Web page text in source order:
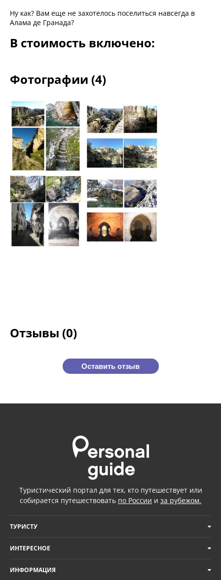
Ну как? Вам еще не захотелось поселиться навсегда в
Алама де Гранада?
В стоимость включено:
Фотографии (4)
Отзывы (0)
Оставить отзыв
Туристический портал для тех, кто путешествует или
собирается путешествовать по России и за рубежом.
ТУРИСТУ
ИНТЕРЕСНОЕ
ИНФОРМАЦИЯ